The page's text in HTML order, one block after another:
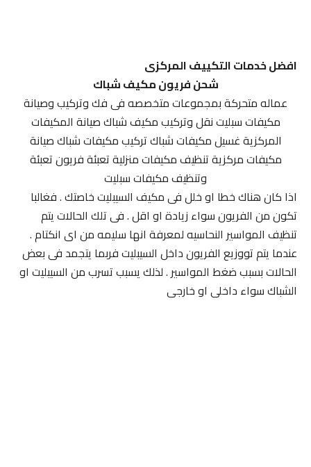
افضل خدمات التكييف المركزى
شحن فريون مكيف شباك
عماله متحركة بمجموعات متخصصه فى فك وتركيب وصيانة
مكيفات سبليت نقل وتركيب مكيف شباك صيانة المكيفات
المركزية غسيل مكيفات شباك تركيب مكيفات شباك صيانة
مكيفات مركزية تنظيف مكيفات منزلية تعبئة فريون تعبئة
وتنظيف مكيفات سبليت
اذا كان هناك خطا او خلل فى مكيف السيبليت خاصتك . فغالبا
تكون من الفريون سواء زيادة او اقل . فى تلك الحالات يتم
تنظيف المواسير النحاسيه لمعرفة انها سليمه من اى انكتام .
عندما يتم تووزيع الفريون داخل السيبليت فربما يتجمد فى بعض
الحالات بسبب ضغط المواسير . لذلك يسبب تسرب من السيبليت او
الشباك سواء داخلى او خارجى